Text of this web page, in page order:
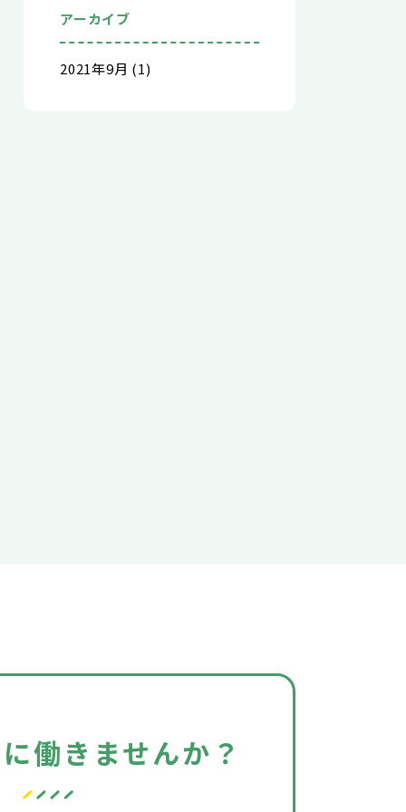
アーカイブ
2021年9月 (1)
働きませんか？